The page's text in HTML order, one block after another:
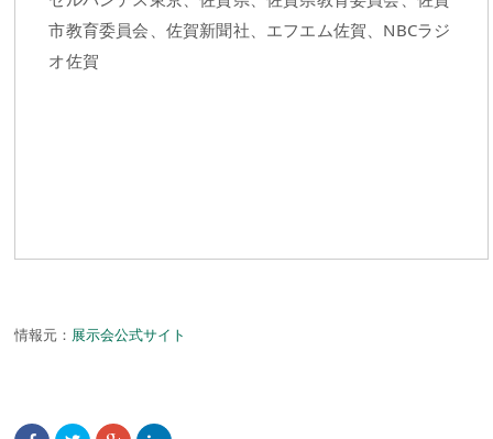
市教育委員会、佐賀新聞社、エフエム佐賀、NBCラジ
オ佐賀
情報元： 展示会公式サイト